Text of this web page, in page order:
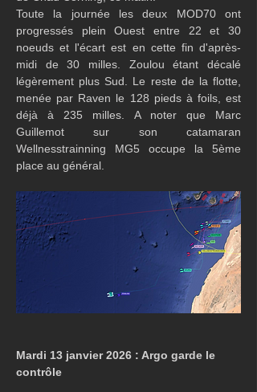
Toute la journée les deux MOD70 ont
progressés plein Ouest entre 22 et 30
noeuds et l'écart est en cette fin d'après-
midi de 30 milles. Zoulou étant décalé
légèrement plus Sud. Le reste de la flotte,
menée par Raven le 128 pieds à foils, est
déjà à 235 milles. A noter que Marc
Guillemot sur son catamaran
Wellnesstrainning MG5 occupe la 5ème
place au général.
Mardi 13 janvier 2026 : Argo garde le
contrôle